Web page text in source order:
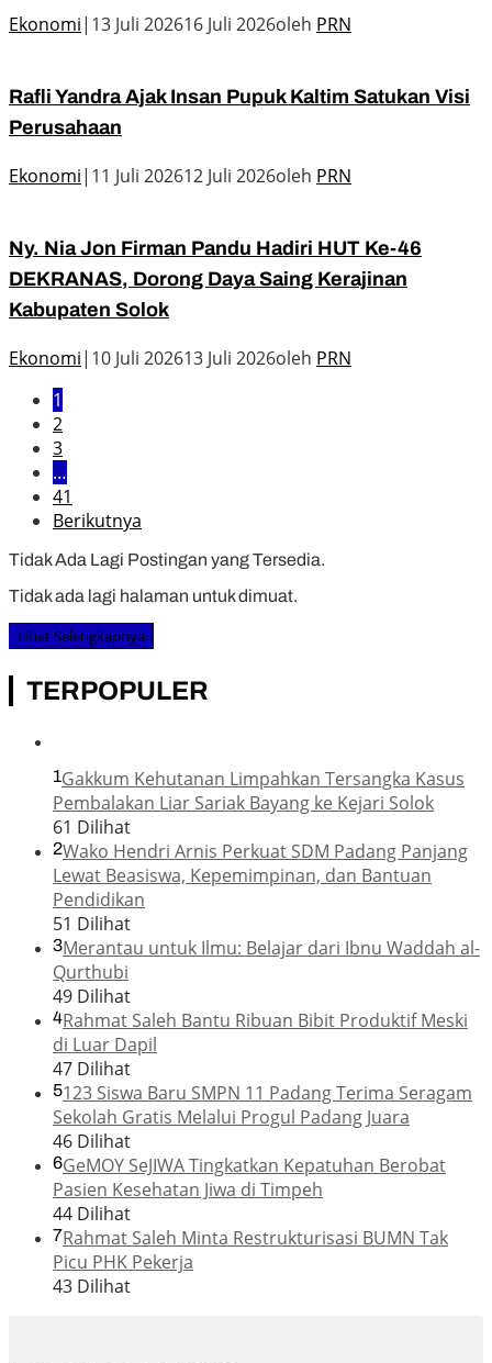
Ekonomi| 13 Juli 202616 Juli 2026oleh PRN
Rafli Yandra Ajak Insan Pupuk Kaltim Satukan Visi
Perusahaan
Ekonomi| 11 Juli 202612 Juli 2026oleh PRN
Ny. Nia Jon Firman Pandu Hadiri HUT Ke-46
DEKRANAS, Dorong Daya Saing Kerajinan
Kabupaten Solok
Ekonomi| 10 Juli 202613 Juli 2026oleh PRN
1
2
3
…
41
Berikutnya
Tidak Ada Lagi Postingan yang Tersedia.
Tidak ada lagi halaman untuk dimuat.
Lihat Selengkapnya
TERPOPULER
1Gakkum Kehutanan Limpahkan Tersangka Kasus
Pembalakan Liar Sariak Bayang ke Kejari Solok
61 Dilihat
2Wako Hendri Arnis Perkuat SDM Padang Panjang
Lewat Beasiswa, Kepemimpinan, dan Bantuan
Pendidikan
51 Dilihat
3Merantau untuk Ilmu: Belajar dari Ibnu Waddah al-
Qurthubi
49 Dilihat
4Rahmat Saleh Bantu Ribuan Bibit Produktif Meski
di Luar Dapil
47 Dilihat
5123 Siswa Baru SMPN 11 Padang Terima Seragam
Sekolah Gratis Melalui Progul Padang Juara
46 Dilihat
6GeMOY SeJIWA Tingkatkan Kepatuhan Berobat
Pasien Kesehatan Jiwa di Timpeh
44 Dilihat
7Rahmat Saleh Minta Restrukturisasi BUMN Tak
Picu PHK Pekerja
43 Dilihat